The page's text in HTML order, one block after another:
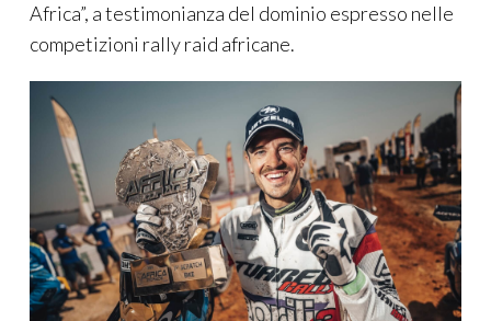
Africa”, a testimonianza del dominio espresso nelle
competizioni rally raid africane.